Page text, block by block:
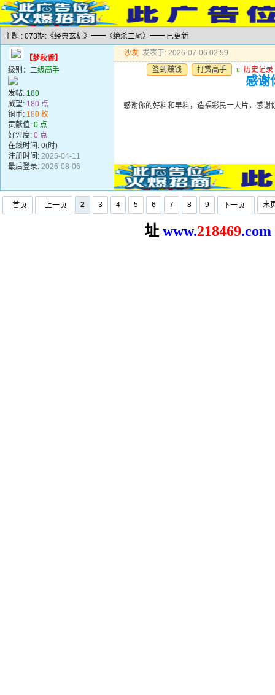
主题 : 073期:《经典玄机》━━〈绝杀二尾〉━━ 已更新
【梦秋香】
级别： 二级高手
发帖: 180
威望: 180 点
铜币: 180 枚
贡献值: 0 点
好评度: 0 点
在线时间: 0(时)
注册时间: 2025-04-11
最后登录: 2026-08-06
沙发 发表于: 2026-07-06 02:59
签到赚钱
打赏高手 u 历史记录
感谢
感谢你的好料和早料，造福彩民一大片，感谢
首页 上一页 2 3 4 5 6 7 8 9 下一页 末
址 www.218469.com